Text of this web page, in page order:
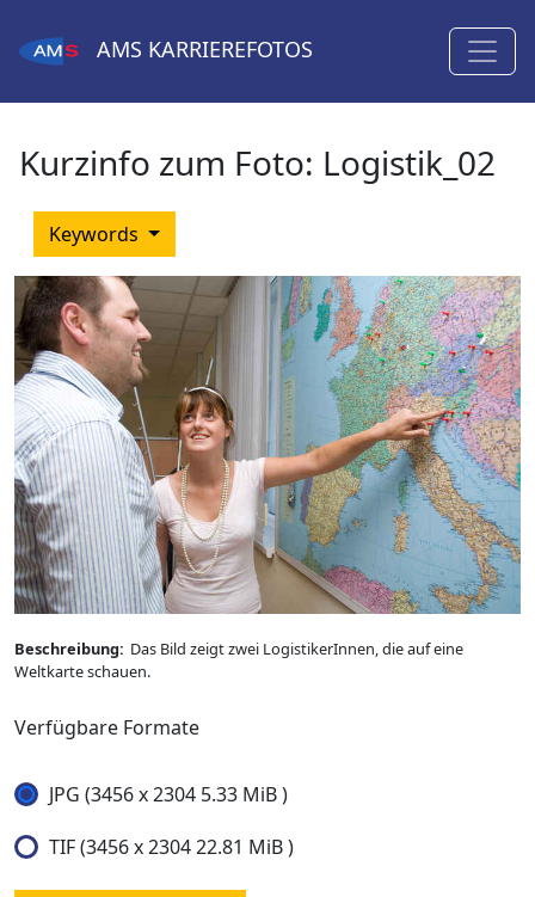
AMS KARRIEREFOTOS
Kurzinfo zum Foto: Logistik_02
Keywords
Beschreibung: Das Bild zeigt zwei LogistikerInnen, die auf eine
Weltkarte schauen.
Verfügbare Formate
JPG (3456 x 2304 5.33 MiB )
TIF (3456 x 2304 22.81 MiB )